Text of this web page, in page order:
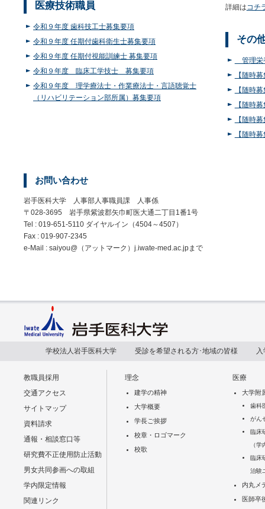
医療技術職員
令和９年度 歯科技工士募集要項
令和９年度 任期付歯科衛生士募集要項
令和９年度 任期付視能訓練士 募集要項
令和９年度 臨床工学技士 募集要項
令和９年度 理学療法士・作業療法士・言語聴覚士
（リハビリテーション部所属）募集要項
詳細はコチ
その
管理栄
【随時
【随時
【随時
【随時
【随時
お問い合わせ
岩手医科大学 人事部人事職員課 人事係
〒028-3695 岩手県紫波郡矢巾町医大通二丁目1番1号
Tel : 019-651-5110 ダイヤルイン（4504～4507）
Fax : 019-907-2345
e-Mail : saiyou@（アットマーク）j.iwate-med.ac.jpまで
学校法人岩手医科大学 受診を希望される方･地域の皆様
教職員採用
交通アクセス
サイトマップ
資料請求
通報・相談窓口等
研究費不正使用防止活動
男女共同参画への取組
学内限定情報
関連リンク
理念
建学の精神
大学概要
学長ご挨拶
校章・ロゴマーク
校歌
医療
大学附
歯科
がん
臨床
（
臨床
治験
内丸メ
医師卒